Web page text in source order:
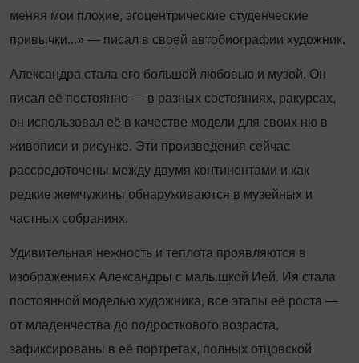
меняя мои плохие, эгоцентрические студенческие
привычки...» — писал в своей автобиографии художник.
Александра стала его большой любовью и музой. Он
писал её постоянно — в разных состояниях, ракурсах,
он использовал её в качестве модели для своих ню в
живописи и рисунке. Эти произведения сейчас
рассредоточены между двумя континентами и как
редкие жемчужины обнаруживаются в музейных и
частных собраниях.
Удивительная нежность и теплота проявляются в
изображениях Александры с малышкой Ией. Ия стала
постоянной моделью художника, все этапы её роста —
от младенчества до подросткового возраста,
зафиксированы в её портретах, полных отцовской